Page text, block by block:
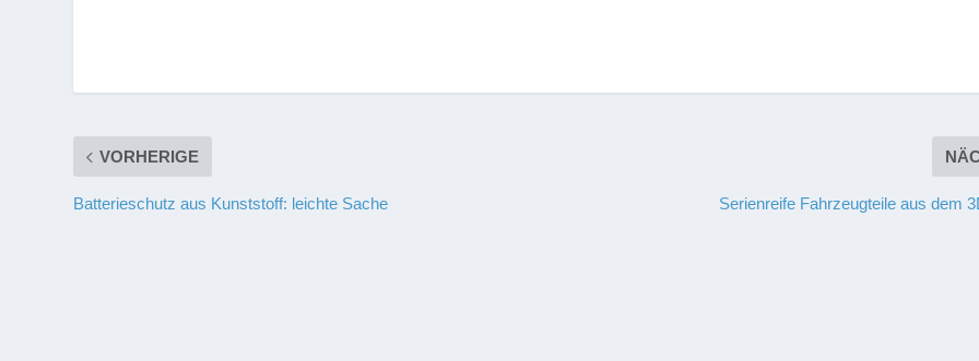
VORHERIGE
Batterieschutz aus Kunststoff: leichte Sache Serienreife Fahrzeugteile aus dem